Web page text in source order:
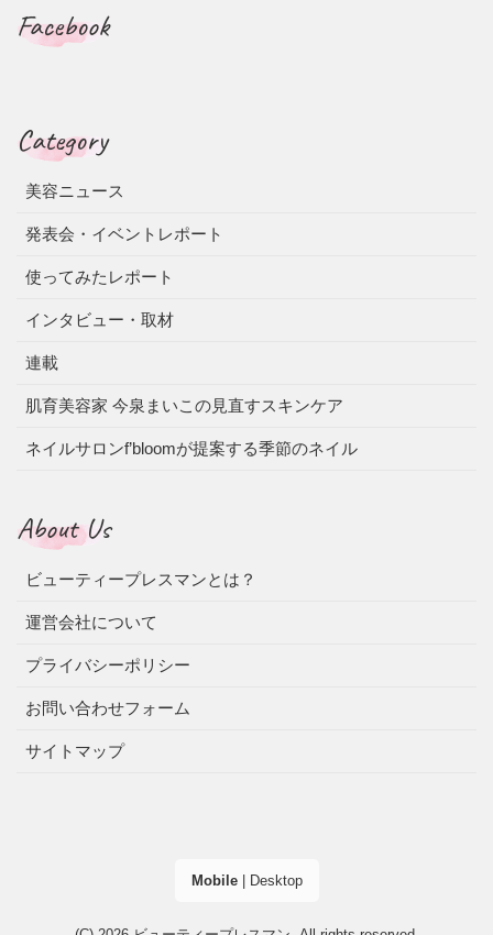
Facebook
Category
美容ニュース
発表会・イベントレポート
使ってみたレポート
インタビュー・取材
連載
肌育美容家 今泉まいこの見直すスキンケア
ネイルサロンf’bloomが提案する季節のネイル
About Us
ビューティープレスマンとは？
運営会社について
プライバシーポリシー
お問い合わせフォーム
サイトマップ
Mobile| Desktop